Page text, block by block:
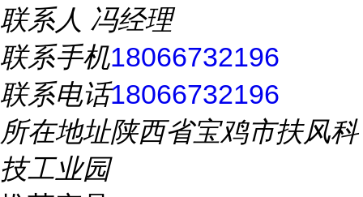
联系人 冯经理
联系手机18066732196
联系电话18066732196
所在地址陕西省宝鸡市扶风科
技工业园